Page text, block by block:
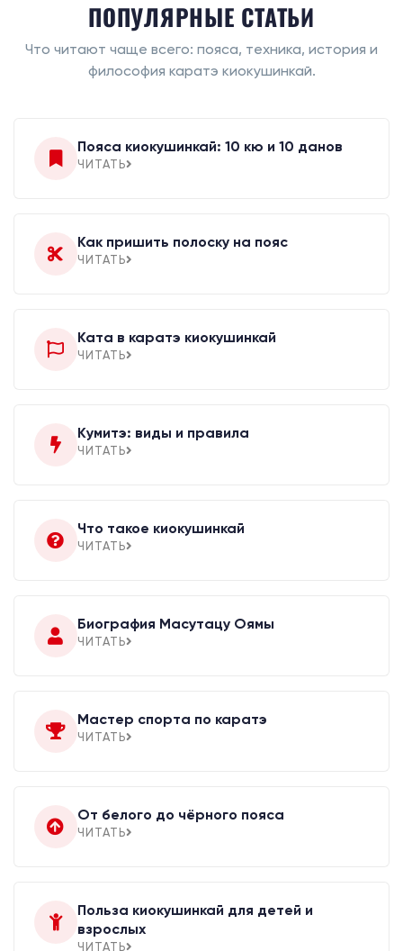
ПОПУЛЯРНЫЕ СТАТЬИ
Что читают чаще всего: пояса, техника, история и
философия каратэ киокушинкай.
Пояса киокушинкай: 10 кю и 10 данов
ЧИТАТЬ
Как пришить полоску на пояс
ЧИТАТЬ
Ката в каратэ киокушинкай
ЧИТАТЬ
Кумитэ: виды и правила
ЧИТАТЬ
Что такое киокушинкай
ЧИТАТЬ
Биография Масутацу Оямы
ЧИТАТЬ
Мастер спорта по каратэ
ЧИТАТЬ
От белого до чёрного пояса
ЧИТАТЬ
Польза киокушинкай для детей и
взрослых
ЧИТАТЬ